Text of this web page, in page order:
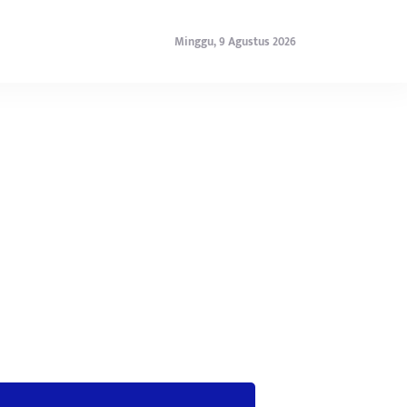
Minggu, 9 Agustus 2026